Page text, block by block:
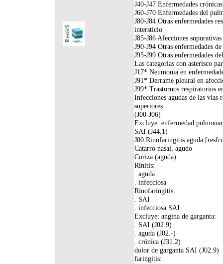
J40-J47 Enfermedades
J60-J70 Enfermedades del
J80-J84 Otras enfermedades
intersticio
J85-J86 Afecciones
J90-J94 Otras enfermedades
J95-J99 Otras enfermedades
Las categorias con asterisco
J17* Neumonia en
J91* Derrame pleural en
J99* Trastornos respiratorios
Infecciones agudas de las vias
superiores
(J00-J06)
Excluye: enfermedad
SAI (J44.1)
J00 Rinofaringitis aguda
Catarro nasal, agudo
Coriza (aguda)
Rinitis:
. aguda
. infecciosa
Rinofaringitis:
. SAI
. infecciosa SAI
Excluye: angina de garganta:
. SAI (J02.9)
. aguda (J02.-)
. crónica (J31.2)
dolor de garganta SAI (J02.9)
faringitis: